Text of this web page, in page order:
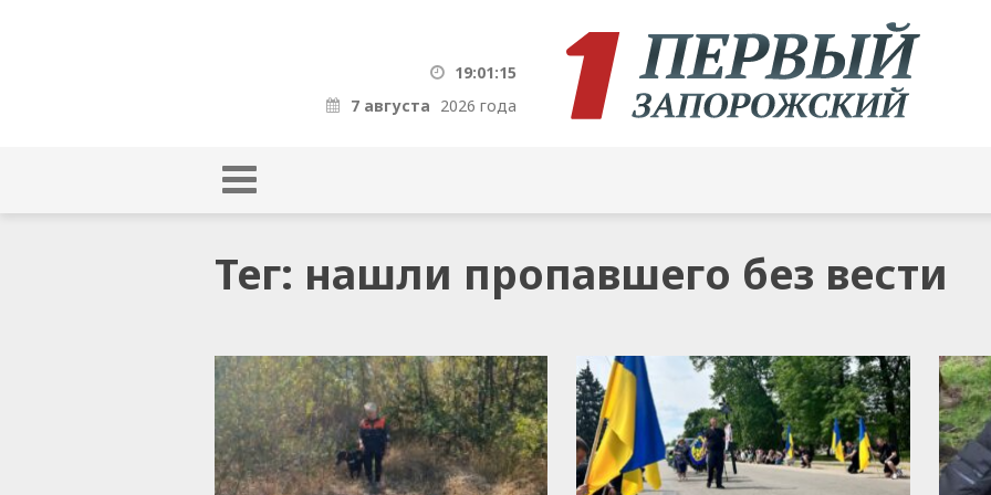
19:01:16
7 августа 2026 года
Тег: нашли пропавшего без вести